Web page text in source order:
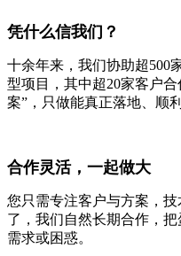
凭什么信我们？
十余年来，我们协助超500
型项目，其中超20家客户
案”，只做能真正落地、顺
合作灵活，一起做大
您只需专注客户与方案，
了，我们自然长期合作，
需求或困惑。